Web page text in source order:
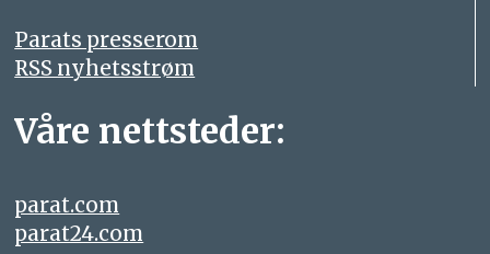
Parats presserom
RSS nyhetsstrøm
Våre nettsteder:
parat.com
parat24.com